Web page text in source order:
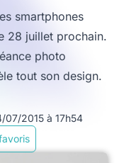
smartphones
28 juillet prochain.
photo
tout son design.
07/2015 à 17h54